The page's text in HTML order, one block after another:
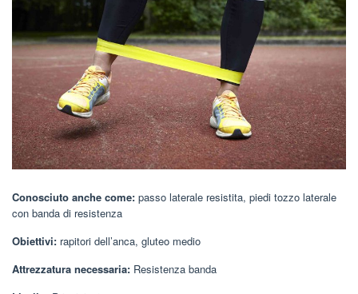
Conosciuto anche come: passo laterale resistita, piedi tozzo laterale
con banda di resistenza
Obiettivi: rapitori dell’anca, gluteo medio
Attrezzatura necessaria: Resistenza banda